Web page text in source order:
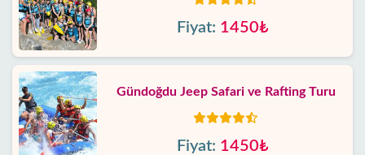
Fiyat: 1450₺
Gündoğdu Jeep Safari ve Rafting Turu
Fiyat: 1450₺